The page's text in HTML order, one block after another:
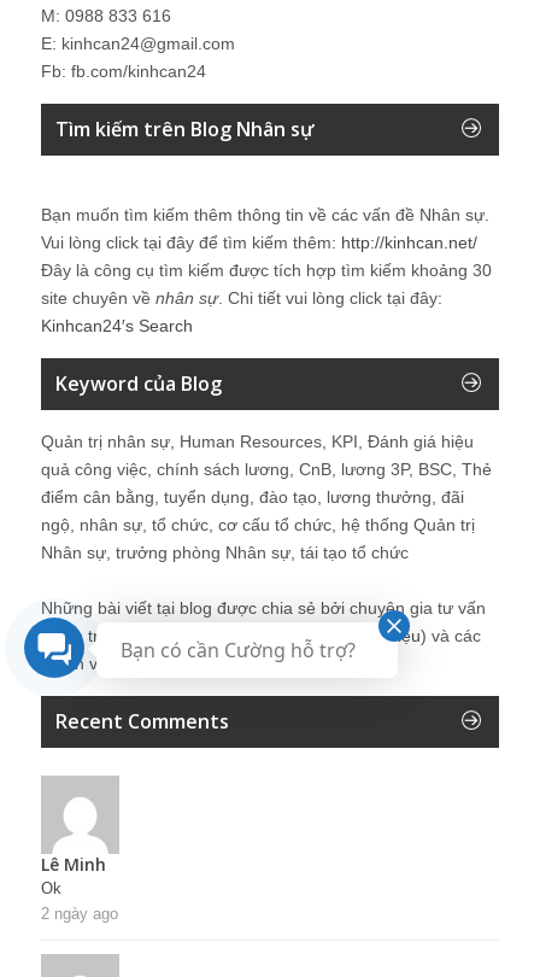
M: 0988 833 616
E: kinhcan24@gmail.com
Fb: fb.com/kinhcan24
Tìm kiếm trên Blog Nhân sự
Bạn muốn tìm kiếm thêm thông tin về các vấn đề Nhân sự
Vui lòng click tại đây để tìm kiếm thêm: http://kinhcan.net/
Đây là công cụ tìm kiếm được tích hợp tìm kiếm khoảng 30
site chuyên về nhân sự. Chi tiết vui lòng click tại đây:
Kinhcan24′s Search
Keyword của Blog
Quản trị nhân sự, Human Resources, KPI, Đánh giá hiệu
quả công việc, chính sách lương, CnB, lương 3P, BSC, Thẻ
điểm cân bằng, tuyển dụng, đào tạo, lương thưởng, đãi
ngộ, nhân sự, tổ chức, cơ cấu tổ chức, hệ thống Quản trị
Nhân sự, trưởng phòng Nhân sự, tái tạo tổ chức
Những bài viết tại blog được chia sẻ bởi chuyên gia tư vấn
Quản trị Nhân sự Nguyễn Hùng Cường (
giới thiệu) và các
thành viên khác trong cộng đồng Nhân sự.
Recent Comments
Lê Minh
Ok
2 ngày ago
Bạn có cần Cường hỗ trợ?